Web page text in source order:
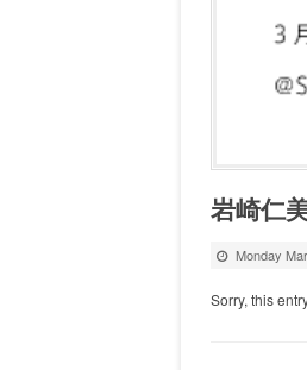
岩崎仁
Monday
Sorry, this